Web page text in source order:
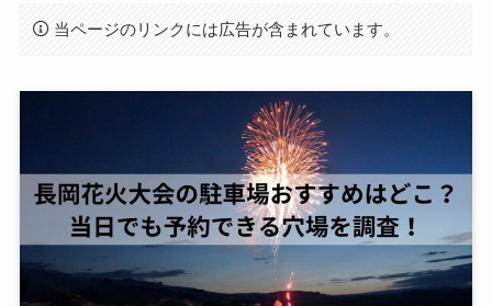
当ページのリンクには広告が含まれています。